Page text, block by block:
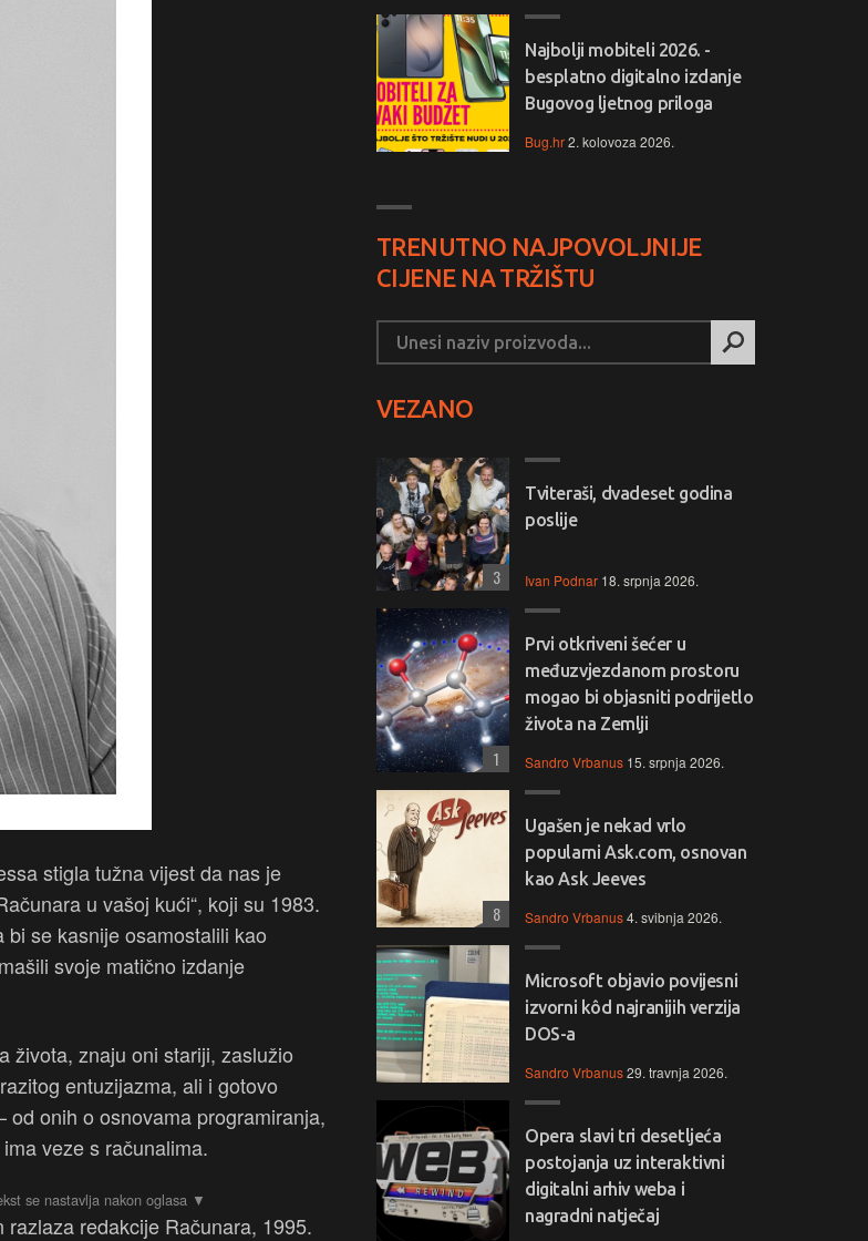
stigla tužna vijest da nas je
u vašoj kući“, koji su 1983.
se kasnije osamostalili kao
svoje matično izdanje
života, znaju oni stariji, zaslužio
entuzijazma, ali i gotovo
onih o osnovama programiranja,
veze s računalima.
razlaza redakcije Računara, 1995.
Najbolji mobiteli 2026. -
besplatno digitalno izdanje
Bugovog ljetnog priloga
Bug.hr2. kolovoza 2026.
TRENUTNO NAJPOVOLJNIJE
CIJENE NA TRŽIŠTU
VEZANO
Tviteraši, dvadeset godina
poslije
Ivan Podnar 18. srpnja 2026.
3
Prvi otkriveni šećer u
međuzvjezdanom prostoru
mogao bi objasniti podrijetlo
života na Zemlji
Sandro Vrbanus 15. srpnja 2026.
1
Ugašen je nekad vrlo
popularni Ask.com, osnovan
kao Ask Jeeves
Sandro Vrbanus4. svibnja 2026.
8
Microsoft objavio povijesni
izvorni kôd najranijih verzija
DOS-a
Sandro Vrbanus29. travnja 2026.
Opera slavi tri desetljeća
postojanja uz interaktivni
digitalni arhiv weba i
nagradni natječaj